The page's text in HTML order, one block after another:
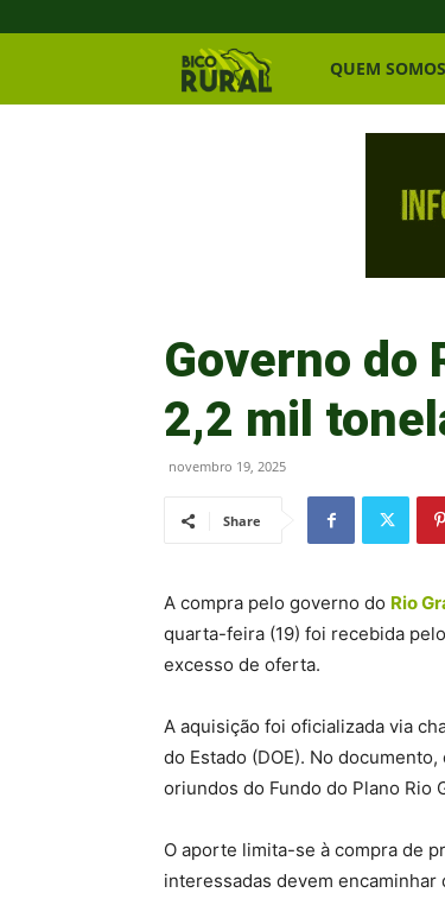
Bico
QUEM SOMOS
Governo do
2,2 mil
novembro 19, 2025
Share
A compra pelo governo do Rio
quarta-feira (19) foi recebida
excesso de oferta.
A aquisição foi oficializada via
do Estado (DOE). No
oriundos do Fundo do Plano Rio
O aporte limita-se à compra de
interessadas devem encaminhar